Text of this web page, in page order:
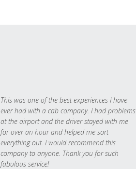
This was one of the best experiences I have
ever had with a cab company. I had problems
at the airport and the driver stayed with me
for over an hour and helped me sort
everything out. I would recommend this
company to anyone. Thank you for such
fabulous service!